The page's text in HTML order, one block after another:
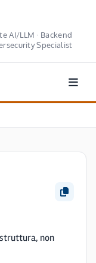
AI/LLM · Backend
Specialist
non